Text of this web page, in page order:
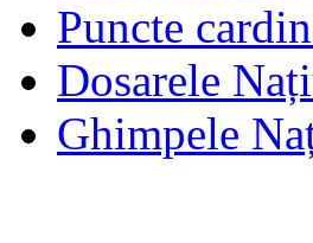
Puncte
Dosarele
Ghimpele